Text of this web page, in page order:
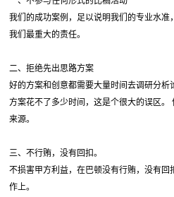
我们的成功案例，足以说明我们的专业水
我们最重大的责任。
二、拒绝先出思路方案
好的方案和创意都需要大量时间去调研分
方案花不了多少时间，这是个很大的误区
来源。
三、不行贿，没有回扣。
不损害甲方利益，在巴顿没有行贿，没有
作上。